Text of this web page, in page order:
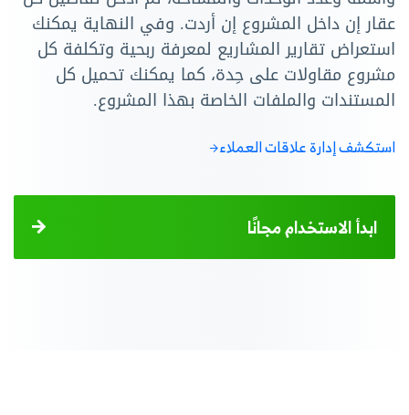
عقار إن داخل المشروع إن أردت. وفي النهاية يمكنك
استعراض تقارير المشاريع لمعرفة ربحية وتكلفة كل
مشروع مقاولات على حِدة، كما يمكنك تحميل كل
المستندات والملفات الخاصة بهذا المشروع.
استكشف إدارة علاقات العملاء
ابدأ الاستخدام مجانًا